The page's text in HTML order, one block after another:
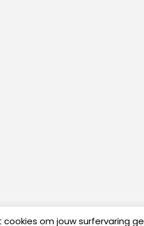
om jouw surfervaring